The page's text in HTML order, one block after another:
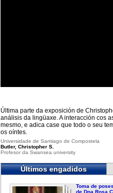
Última parte da exposición de
análisis da lingüaxe. A interacción cos
mesmo, e adica case que todo o seu
os oíntes.
Universidade de Santiago de Compostela
Butler, Christopher S.
Profesor da Swansea university
Últimos engadidos
Toma de
de Dna.Rosa